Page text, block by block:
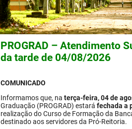
PROGRAD – Atendimento
da tarde de 04/08/2026
COMUNICADO
Informamos que, na terça-feira, 04 de
Graduação (PROGRAD) estará fechada a
realização do Curso de Formação da
destinado aos servidores da Pró-Reitoria.